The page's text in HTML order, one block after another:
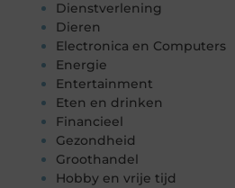
Dienstverlening
Dieren
Electronica en Computers
Energie
Entertainment
Eten en drinken
Financieel
Gezondheid
Groothandel
Hobby en vrije tijd